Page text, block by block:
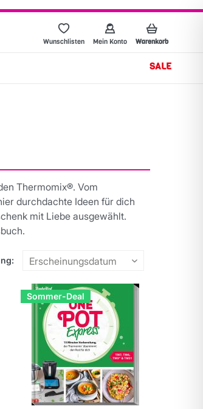
Wunschlisten Mein Konto Warenkorb
SALE
Thermomix®. Vom
durchdachte Ideen für dich
mit Liebe ausgewählt.
Sommer-Deal